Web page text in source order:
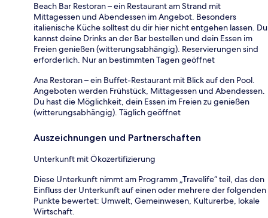
Beach Bar Restoran – ein Restaurant am Strand mit
Mittagessen und Abendessen im Angebot. Besonders
italienische Küche solltest du dir hier nicht entgehen lassen. Du
kannst deine Drinks an der Bar bestellen und dein Essen im
Freien genießen (witterungsabhängig). Reservierungen sind
erforderlich. Nur an bestimmten Tagen geöffnet
Ana Restoran – ein Buffet-Restaurant mit Blick auf den Pool.
Angeboten werden Frühstück, Mittagessen und Abendessen.
Du hast die Möglichkeit, dein Essen im Freien zu genießen
(witterungsabhängig). Täglich geöffnet
Auszeichnungen und Partnerschaften
Unterkunft mit Ökozertifizierung
Diese Unterkunft nimmt am Programm „Travelife“ teil, das den
Einfluss der Unterkunft auf einen oder mehrere der folgenden
Punkte bewertet: Umwelt, Gemeinwesen, Kulturerbe, lokale
Wirtschaft.